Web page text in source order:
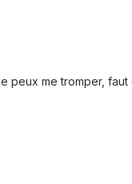
peux me tromper,